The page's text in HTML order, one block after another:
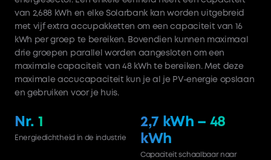
van 2,688 kWh en elke Solarbank kan worden uitgebreid
met vijf extra accupakketten om een capaciteit van 16
kWh per groep te bereiken. Bovendien kunnen maximaal
drie groepen parallel worden aangesloten om een
maximale capaciteit van 48 kWh te bereiken. Met deze
maximale accucapaciteit kun je al je PV-energie opslaan
en gebruiken voor je huis.
Nr. 1
Energiedichtheid in de industrie
2,7 kWh – 48
kWh
Capaciteit schaalbaar naar